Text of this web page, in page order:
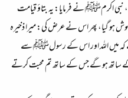
اکرمﷺ نے فرمایا: یہ بتاؤ قیامت
ہو گیا، پھر اس نے عرض کی: میرا ذخیرہ
کہ میں اللہ اور اس کے رسولﷺ سے
ہو گے جس کے ساتھ تم محبت کرتے